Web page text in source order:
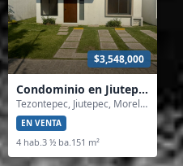
$3,548,000
Condominio en Jiutepec
Tezontepec, Jiutepec, Morelos
EN VENTA
4 hab.3 ½ ba.151 m²